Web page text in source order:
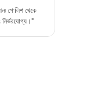
পোলিশ থেকে